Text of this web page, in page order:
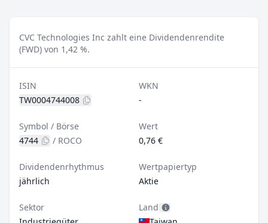
CVC Technologies Inc zahlt eine Dividendenrendite
(FWD) von 1,42 %.
ISIN
TW0004744008
WKN
-
Symbol / Börse
4744
/ ROCO
Wert
0,76 €
Dividendenrhythmus
jährlich
Wertpapiertyp
Aktie
Sektor
Land